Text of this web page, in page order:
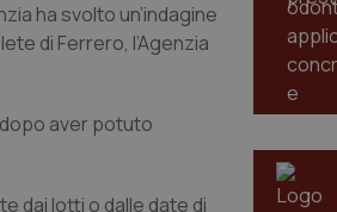
ha svolto un’indagine
di Ferrero, l’Agenzia
aver potuto
dai lotti o dalle date di